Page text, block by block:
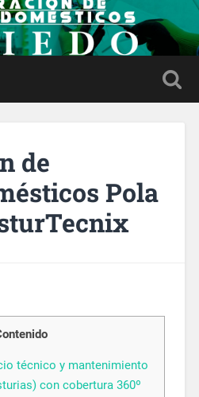
de
Pola
técnico y mantenimiento
con cobertura 360º